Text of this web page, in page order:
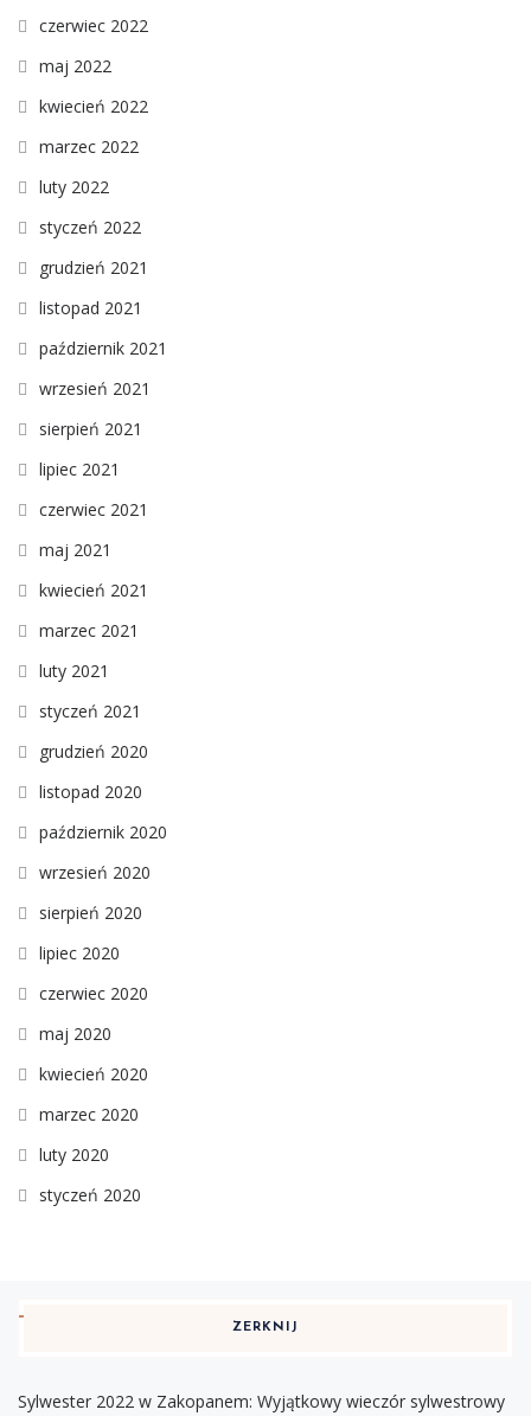
czerwiec 2022
maj 2022
kwiecień 2022
marzec 2022
luty 2022
styczeń 2022
grudzień 2021
listopad 2021
październik 2021
wrzesień 2021
sierpień 2021
lipiec 2021
czerwiec 2021
maj 2021
kwiecień 2021
marzec 2021
luty 2021
styczeń 2021
grudzień 2020
listopad 2020
październik 2020
wrzesień 2020
sierpień 2020
lipiec 2020
czerwiec 2020
maj 2020
kwiecień 2020
marzec 2020
luty 2020
styczeń 2020
ZERKNIJ
Sylwester 2022 w Zakopanem: Wyjątkowy wieczór sylwestrowy